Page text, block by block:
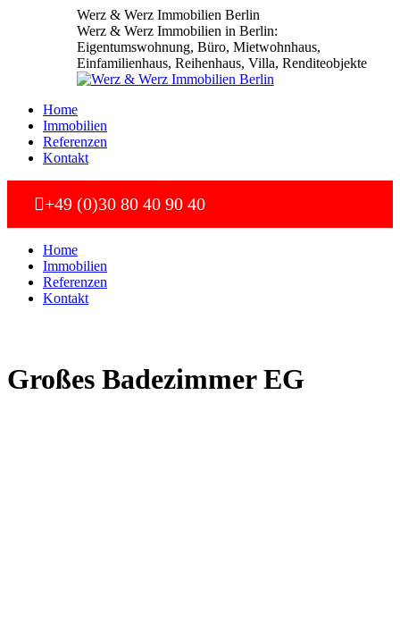
Werz & Werz Immobilien Berlin
Werz & Werz Immobilien in Berlin:
Eigentumswohnung, Büro, Mietwohnhaus,
Einfamilienhaus, Reihenhaus, Villa, Renditeobjekte
Home
Immobilien
Referenzen
Kontakt
+49 (0)30 80 40 90 40
Home
Immobilien
Referenzen
Kontakt
Großes Badezimmer EG